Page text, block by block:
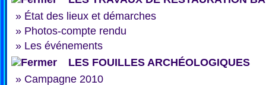
» État des lieux et démarches
» Photos-compte rendu
» Les événements
LES FOUILLES ARCHÉOLOGIQUES
» Campagne 2010